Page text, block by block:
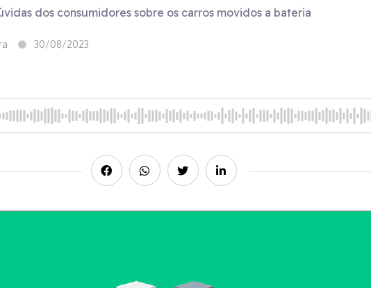
dos consumidores sobre os carros movidos a bateria
30/08/2023